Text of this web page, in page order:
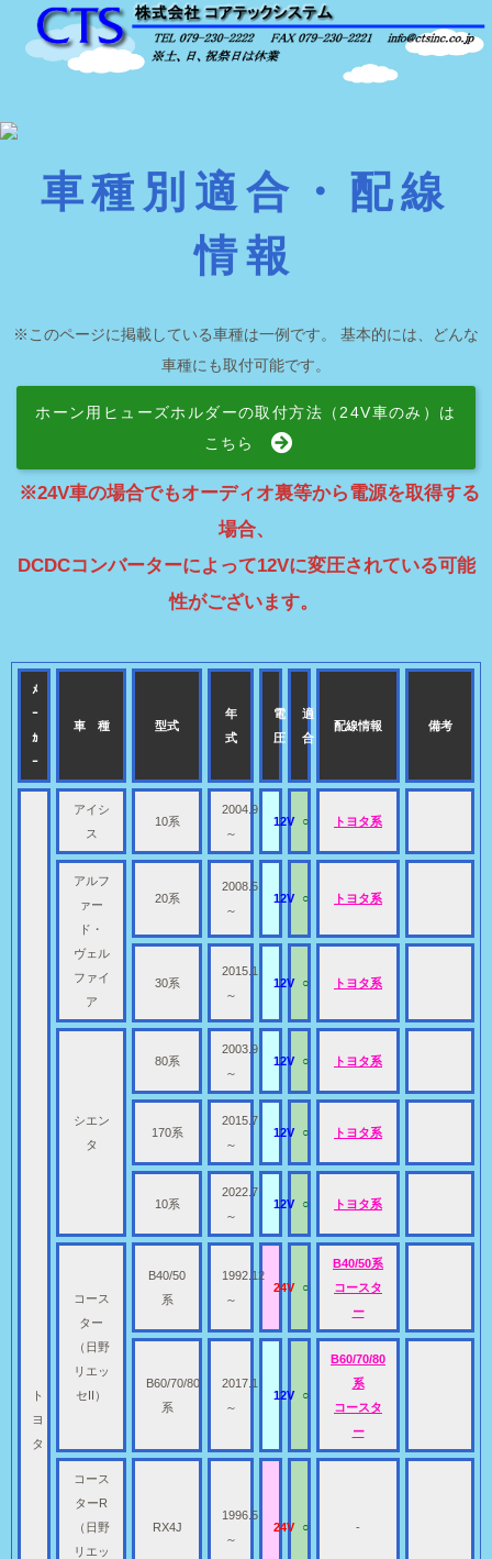
車種別適合・配線
情報
※このページに掲載している車種は一例です。 基本的には、どんな
車種にも取付可能です。
ホーン用ヒューズホルダーの取付方法（24V車のみ）は
こちら
※24V車の場合でもオーディオ裏等から電源を取得する
場合、
DCDCコンバーターによって12Vに変圧されている可能
性がございます。
ﾒ
ｰ
ｶ
ｰ
車 種 型式
年
式
電
圧
適
合
配線情報 備考
ト
ヨ
タ
アイシ
ス
10系
2004.9
～
12V ○ トヨタ系
アルフ
ァー
ド・
ヴェル
ファイ
ア
20系
2008.5
～
12V ○ トヨタ系
30系
2015.1
～
12V ○ トヨタ系
シエン
タ
80系
2003.9
～
12V ○ トヨタ系
170系
2015.7
～
12V ○ トヨタ系
10系
2022.7
～
12V ○ トヨタ系
コース
ター
（日野
リエッ
セII）
B40/50
系
1992.12
～
24V ○
B40/50系
コースタ
ー
B60/70/80
系
2017.1
～
12V ○
B60/70/80
系
コースタ
ー
コース
ターR
（日野
リエッ
RX4J
1996.5
～
24V ○ -